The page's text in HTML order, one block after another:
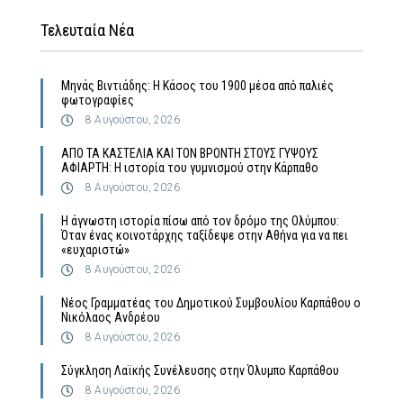
Τελευταία Νέα
Μηνάς Βιντιάδης: Η Κάσος του 1900 μέσα από παλιές
φωτογραφίες
8 Αυγούστου, 2026
ΑΠΟ ΤΑ ΚΑΣΤΕΛΙΑ ΚΑΙ ΤΟΝ ΒΡΟΝΤΗ ΣΤΟΥΣ ΓΥΨΟΥΣ
ΑΦΙΑΡΤΗ: Η ιστορία του γυμνισμού στην Κάρπαθο
8 Αυγούστου, 2026
Η άγνωστη ιστορία πίσω από τον δρόμο της Ολύμπου:
Όταν ένας κοινοτάρχης ταξίδεψε στην Αθήνα για να πει
«ευχαριστώ»
8 Αυγούστου, 2026
Νέος Γραμματέας του Δημοτικού Συμβουλίου Καρπάθου ο
Νικόλαος Ανδρέου
8 Αυγούστου, 2026
Σύγκληση Λαϊκής Συνέλευσης στην Όλυμπο Καρπάθου
8 Αυγούστου, 2026